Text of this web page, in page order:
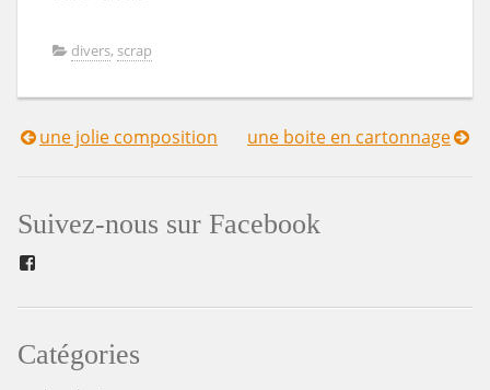
divers, scrap
Navigation
l’article
une jolie composition une boite en cartonnage
Suivez-nous sur Facebook
Catégories